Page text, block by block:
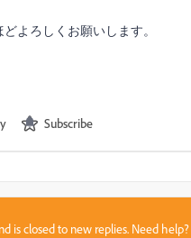
よろしくお願いします。
Subscribe
is closed to new replies. Need help?